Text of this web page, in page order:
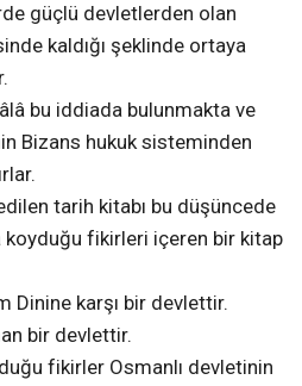
güçlü devletlerden olan
kaldığı şeklinde ortaya
bu iddiada bulunmakta ve
Bizans hukuk sisteminden
tarih kitabı bu düşüncede
fikirleri içeren bir kitap
Dinine karşı bir devlettir.
bir devlettir.
fikirler Osmanlı devletinin